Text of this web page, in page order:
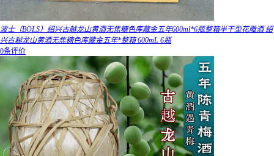
波士（BOLS）绍兴古越龙山黄酒无焦糖色库藏金五年600ml*6瓶整箱半干型花雕酒 绍
兴古越龙山黄酒无焦糖色库藏金五年*整箱 600mL 6瓶
0条评价